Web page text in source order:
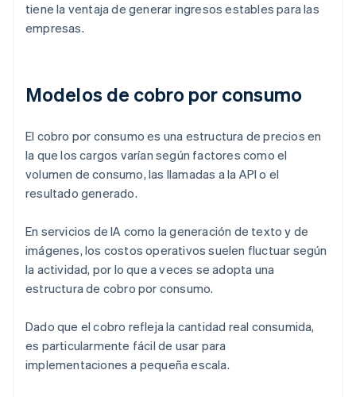
tiene la ventaja de generar ingresos estables para las
empresas.
Modelos de cobro por consumo
El cobro por consumo es una estructura de precios en
la que los cargos varían según factores como el
volumen de consumo, las llamadas a la API o el
resultado generado.
En servicios de IA como la generación de texto y de
imágenes, los costos operativos suelen fluctuar según
la actividad, por lo que a veces se adopta una
estructura de cobro por consumo.
Dado que el cobro refleja la cantidad real consumida,
es particularmente fácil de usar para
implementaciones a pequeña escala.